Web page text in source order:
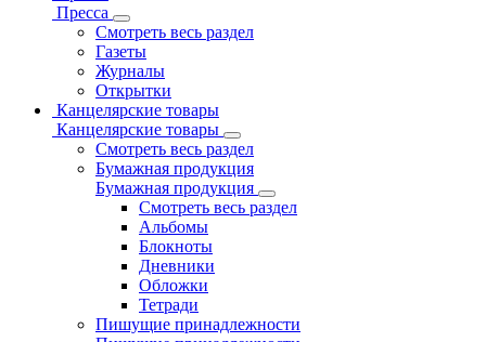
Пресса
Смотреть весь раздел
Газеты
Журналы
Открытки
Канцелярские товары
Канцелярские товары
Смотреть весь раздел
Бумажная продукция
Бумажная продукция
Смотреть весь раздел
Альбомы
Блокноты
Дневники
Обложки
Тетради
Пишущие принадлежности